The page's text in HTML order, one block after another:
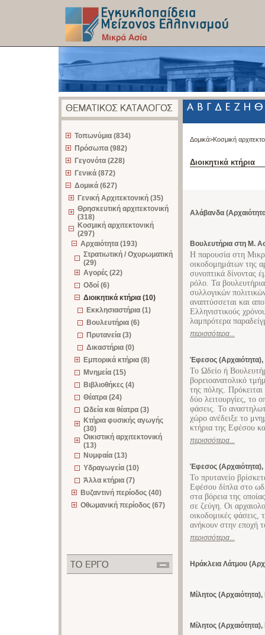
Τοπωνύμια (834)
Πρόσωπα (982)
Γεγονότα (228)
Γενικά (872)
Δομικά (627)
Γενική Αρχιτεκτονική (35)
Θρησκευτική αρχιτεκτονική
(318)
Κοσμική αρχιτεκτονική
(297)
Αρχαιότητα (193)
Στρατιωτική / Οχυρωματική
(29)
Αγορές (22)
Οδοί (6)
Διοικητικά κτήρια (10)
Εκκλησιαστήρια (1)
Βουλευτήρια (6)
Πρυτανεία (3)
Δικαστήρια (0)
Εμπορικά κτήρια (8)
Μνημεία (15)
Βιβλιοθήκες (4)
Θέατρα (24)
Ωδεία και θέατρα (3)
Κτήρια φυσικής αγωγής
(30)
Οικιστική αρχιτεκτονική
(13)
Νυμφαία (13)
Υδραγωγεία (10)
Άλλα κτήρια (7)
Βυζαντινή περίοδος (40)
Οθωμανική περίοδος (67)
Δομικά>Κοσμική
Διοικητικά κτήρια
Αλάβανδα
Βουλευτήρια στη Μ.
Η παρουσία στη
οικοδομημάτων της
συνοπτικά δίνοντας
ρόλο. Τα
συλλογικών
αναπτύσσεται και
Ελληνιστικούς
λαμπρότερα
περισσότερα...
Έφεσος (Αρχαιότητα),
Το Ωδείο ή
βορειοανατολικό
της πόλης.
δύο λειτουργίες, το
φάσεις. Το
χώρο ανέδειξε το
κτήρια της Εφέσου
περισσότερα...
Έφεσος (Αρχαιότητα),
Το πρυτανείο
Εφέσου δίπλα στο
στα βόρεια της
σε ζεύγη. Οι
οικοδομικές φάσεις,
ανήκουν στην εποχή
περισσότερα...
Ηράκλεια Λάτμου
Μίλητος
Μίλητος